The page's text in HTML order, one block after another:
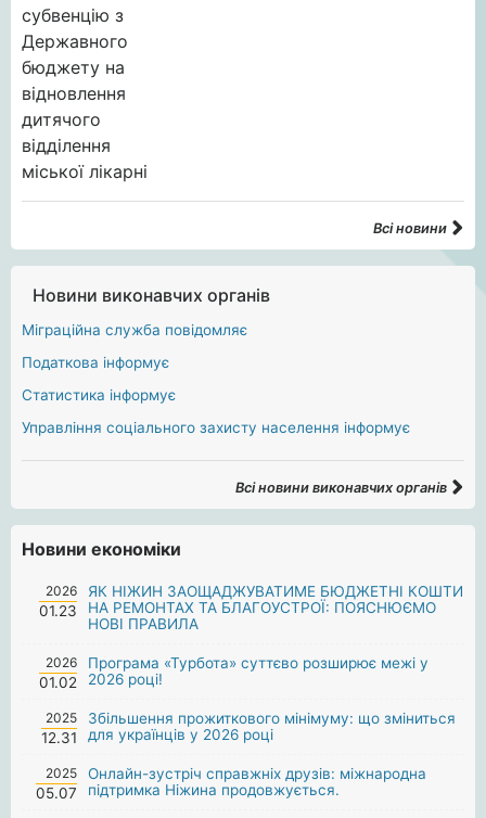
Всі новини
Новини виконавчих органів
Міграційна служба повідомляє
Податкова інформує
Статистика інформує
Управління соціального захисту населення інформує
Всі новини виконавчих органів
Новини економіки
2026
01.23
ЯК НІЖИН ЗАОЩАДЖУВАТИМЕ БЮДЖЕТНІ КОШТИ
НА РЕМОНТАХ ТА БЛАГОУСТРОЇ: ПОЯСНЮЄМО
НОВІ ПРАВИЛА
2026
01.02
Програма «Турбота» суттєво розширює межі у
2026 році!
2025
12.31
Збільшення прожиткового мінімуму: що зміниться
для українців у 2026 році
2025
05.07
Онлайн-зустріч справжніх друзів: міжнародна
підтримка Ніжина продовжується.